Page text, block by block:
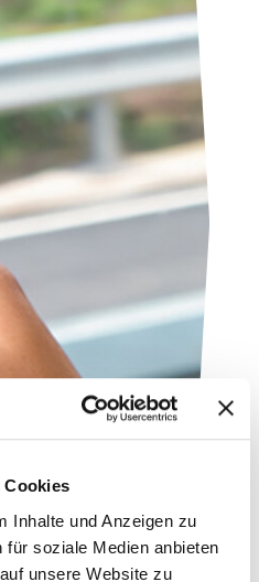
Cookies
Inhalte und Anzeigen zu
soziale Medien anbieten
unsere Website zu